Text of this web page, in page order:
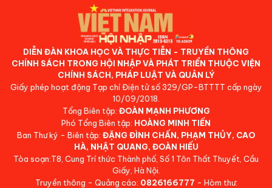
DIỄN ĐÀN KHOA HỌC VÀ THỰC TIỄN - TRUYỀN THÔNG
CHÍNH SÁCH TRONG HỘI NHẬP VÀ PHÁT TRIỂN THUỘC VIỆN
CHÍNH SÁCH, PHÁP LUẬT VÀ QUẢN LÝ
Giấy phép hoạt động Tạp chí Điện tử số 329/GP-BTTTT cấp ngày
10/09/2018.
Tổng Biên tập: ĐOÀN MẠNH PHƯƠNG
Phó Tổng Biên tập: HOÀNG MINH TIẾN
Ban Thư ký - Biên tập: ĐẶNG ĐÌNH CHẤN, PHẠM THỦY, CAO
HÀ, NHẬT QUANG, ĐOÀN HIẾU
Tòa soạn:T8, Cung Trí thức Thành phố, Số 1 Tôn Thất Thuyết, Cầu
Giấy, Hà Nội.
Truyền thông - Quảng cáo: 0826166777 - Hòm thư: